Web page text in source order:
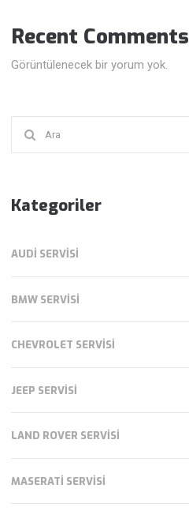
Recent Comments
Görüntülenecek bir yorum yok.
Kategoriler
AUDI SERVISI
BMW SERVISI
CHEVROLET SERVISI
JEEP SERVISI
LAND ROVER SERVISI
MASERATI SERVISI